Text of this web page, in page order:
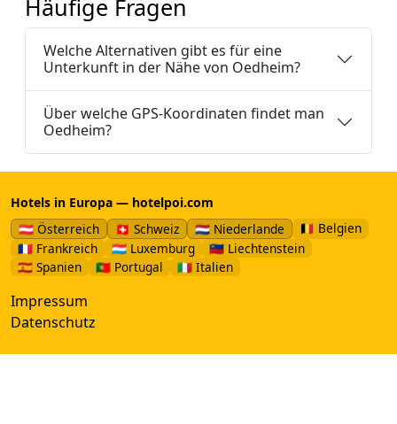
Häufige Fragen
Welche Alternativen gibt es für eine
Unterkunft in der Nähe von Oedheim?
Über welche GPS-Koordinaten findet man
Oedheim?
Hotels in Europa — hotelpoi.com
🇦🇹 Österreich
🇨🇭 Schweiz 🇳🇱 Niederlande
🇧🇪 Belgien
🇫🇷 Frankreich
🇱🇺 Luxemburg
🇱🇮 Liechtenstein
🇪🇸 Spanien
🇵🇹 Portugal 🇮🇹 Italien
Impressum
Datenschutz